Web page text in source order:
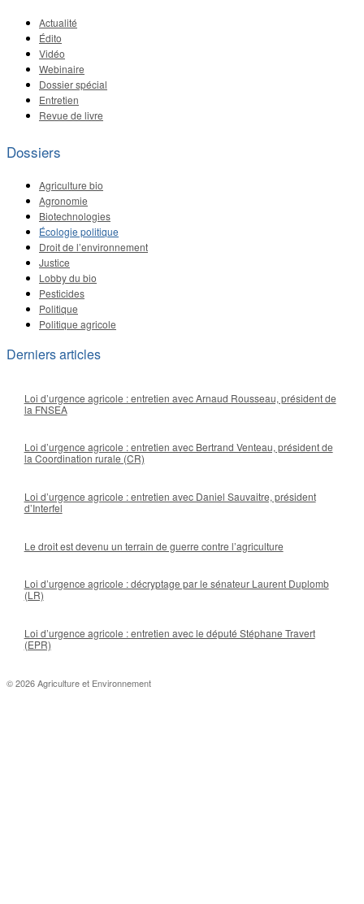
Actualité
Édito
Vidéo
Webinaire
Dossier spécial
Entretien
Revue de livre
Dossiers
Agriculture bio
Agronomie
Biotechnologies
Écologie politique
Droit de l’environnement
Justice
Lobby du bio
Pesticides
Politique
Politique agricole
Derniers articles
Loi d’urgence agricole : entretien avec Arnaud Rousseau, président de
la FNSEA
Loi d’urgence agricole : entretien avec Bertrand Venteau, président de
la Coordination rurale (CR)
Loi d’urgence agricole : entretien avec Daniel Sauvaitre, président
d’Interfel
Le droit est devenu un terrain de guerre contre l’agriculture
Loi d’urgence agricole : décryptage par le sénateur Laurent Duplomb
(LR)
Loi d’urgence agricole : entretien avec le député Stéphane Travert
(EPR)
© 2026 Agriculture et Environnement